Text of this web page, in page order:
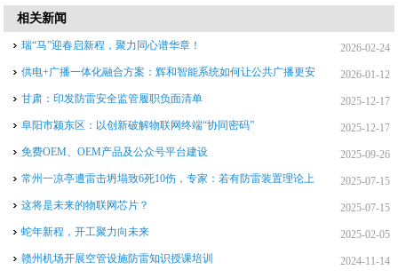
相关新闻
2026-02-24
瑞“马”迎春启新程，聚力同心谱华章！
2026-01-12
供电+广播一体化融合方案：辉和智能系统如何让公共广播更安
全、更智能、更高效 2025-12-17
甘肃：印发防雷安全监管履职负面清单
2025-12-17
阜阳市颍东区：以创新破解物联网终端“协同密码”
2025-09-26
免费OEM、OEM产品及公众号平台建设
2025-07-15
常州一凉亭遭雷击坍塌致6死10伤，专家：若有防雷装置理论上
不会如此严重 2025-07-15
这将是未来的物联网芯片？
2025-02-05
蛇年新程，开工聚力向未来
2024-11-14
赣州机场开展空管设施防雷知识授课培训